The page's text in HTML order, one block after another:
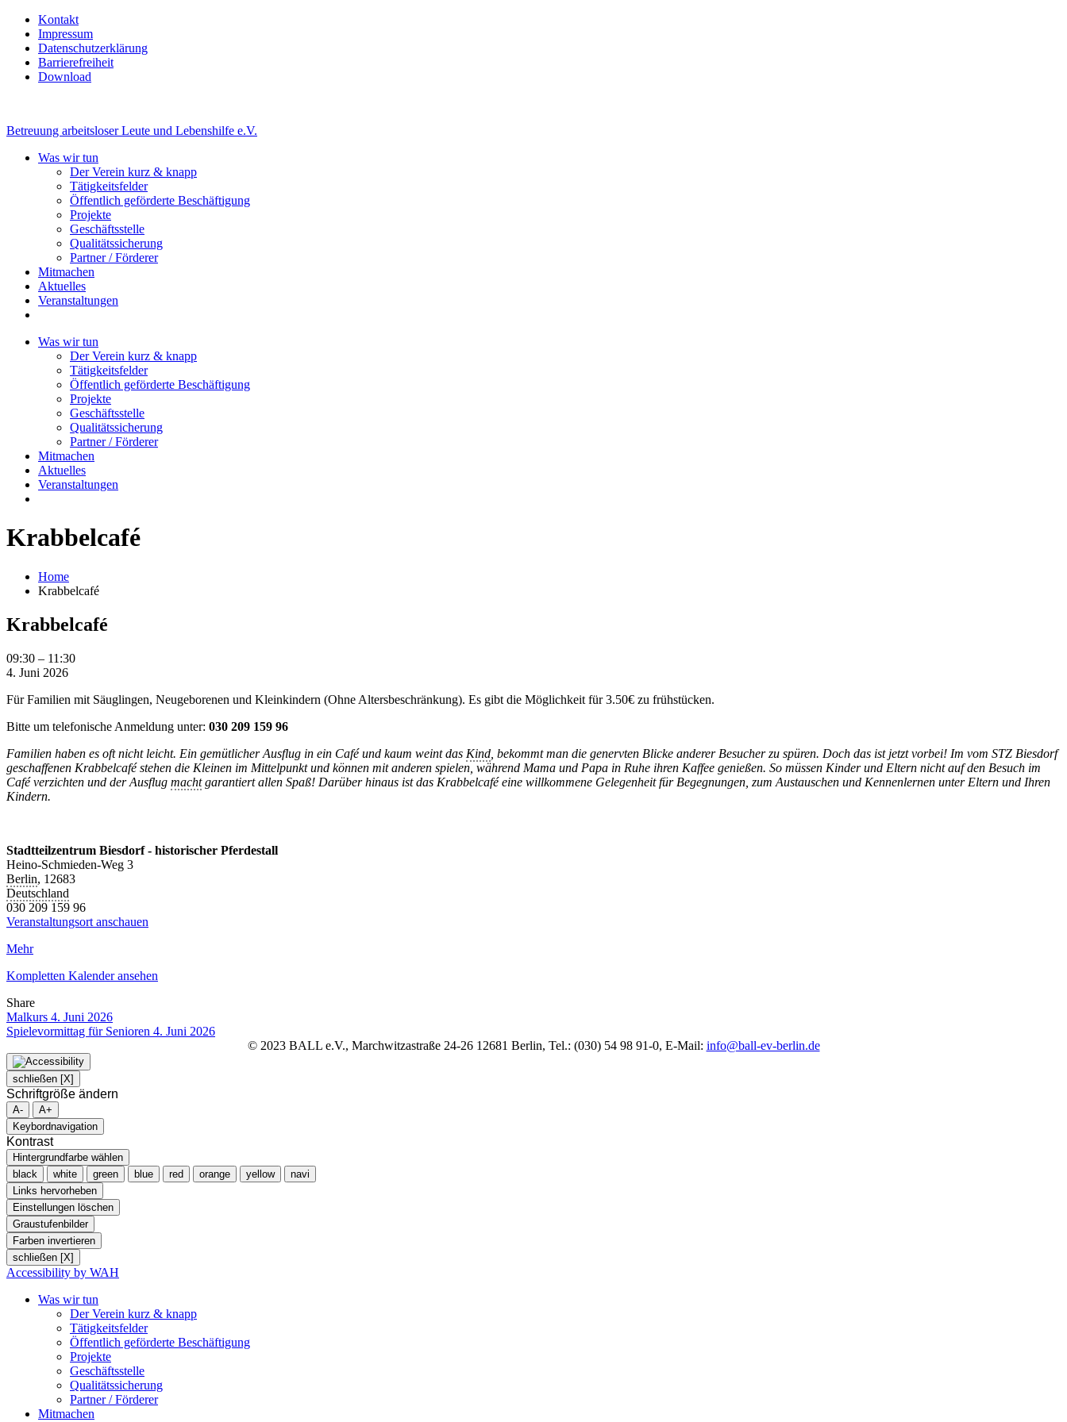
Kontakt
Impressum
Datenschutzerklärung
Barrierefreiheit
Download
Betreuung arbeitsloser Leute und Lebenshilfe e.V.
Was wir tun
Der Verein kurz & knapp
Tätigkeitsfelder
Öffentlich geförderte Beschäftigung
Projekte
Geschäftsstelle
Qualitätssicherung
Partner / Förderer
Mitmachen
Aktuelles
Veranstaltungen
Was wir tun
Der Verein kurz & knapp
Tätigkeitsfelder
Öffentlich geförderte Beschäftigung
Projekte
Geschäftsstelle
Qualitätssicherung
Partner / Förderer
Mitmachen
Aktuelles
Veranstaltungen
Krabbelcafé
Home
Krabbelcafé
Krabbelcafé
Krabbelcafé
09:30 – 11:30
4. Juni 2026
Für Familien mit Säuglingen, Neugeborenen und Kleinkindern (Ohne Altersbeschränkung). Es gibt die Möglichkeit für 3.50€ zu frühstücken.
Bitte um telefonische Anmeldung unter: 030 209 159 96
Familien haben es oft nicht leicht. Ein gemütlicher Ausflug in ein Café und kaum weint das Kind , bekommt man die genervten Blicke anderer Besucher zu spüren. Doch das ist jetzt vorbei! Im vom STZ Biesdorf
geschaffenen Krabbelcafé stehen die Kleinen im Mittelpunkt und können mit anderen spielen, während Mama und Papa in Ruhe ihren Kaffee genießen. So müssen Kinder und Eltern nicht auf den Besuch im
Café verzichten und der Ausflug machtgarantiert allen Spaß! Darüber hinaus ist das Krabbelcafé eine willkommene Gelegenheit für Begegnungen, zum Austauschen und Kennenlernen unter Eltern und Ihren
Kindern.
Stadtteilzentrum Biesdorf - historischer Pferdestall
Heino-Schmieden-Weg 3
Berlin, 12683
Deutschland
030 209 159 96
Veranstaltungsort anschauen
Mehr
Kompletten Kalender ansehen
Share
Facebook
Twitter
LinkedIn
Pinterest
Stumbleupon
Email
Malkurs 4. Juni 2026
Spielevormittag für Senioren 4. Juni 2026
© 2023 BALL e.V., Marchwitzastraße 24-26 12681 Berlin, Tel.: (030) 54 98 91-0, E-Mail: info@ball-ev-berlin.de
schließen [X]
Schriftgröße ändern
A-
A+
Keybordnavigation
Kontrast
Hintergrundfarbe wählen
black
white green blue red orange yellow
navi
Links hervorheben
Einstellungen löschen
Graustufenbilder
Farben invertieren
schließen [X]
Accessibility by WAH
Was wir tun
Der Verein kurz & knapp
Tätigkeitsfelder
Öffentlich geförderte Beschäftigung
Projekte
Geschäftsstelle
Qualitätssicherung
Partner / Förderer
Mitmachen